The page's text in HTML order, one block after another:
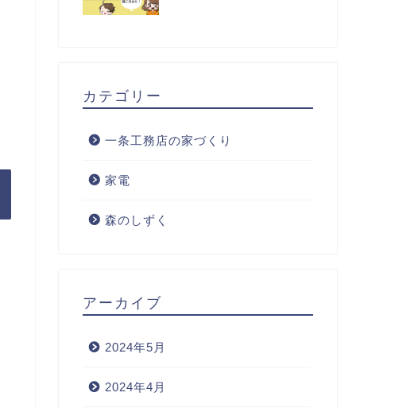
カテゴリー
一条工務店の家づくり
家電
森のしずく
アーカイブ
2024年5月
2024年4月